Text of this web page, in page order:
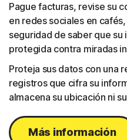
Pague facturas, revise su
en redes sociales en
seguridad de saber que
protegida contra miradas
Proteja sus datos con una
registros que cifra su
almacena su ubicación ni
Más información